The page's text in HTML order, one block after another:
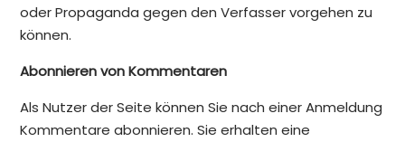
oder Propaganda gegen den Verfasser vorgehen zu
können.
Abonnieren von Kommentaren
Als Nutzer der Seite können Sie nach einer Anmeldung
Kommentare abonnieren. Sie erhalten eine